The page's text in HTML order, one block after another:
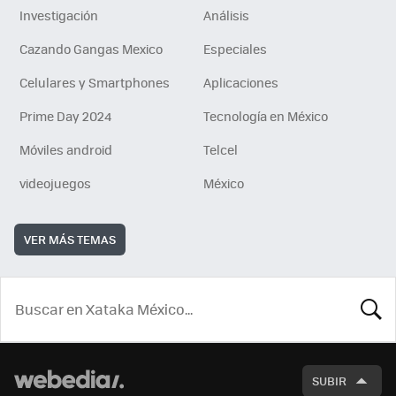
Investigación
Análisis
Cazando Gangas Mexico
Especiales
Celulares y Smartphones
Aplicaciones
Prime Day 2024
Tecnología en México
Móviles android
Telcel
videojuegos
México
VER MÁS TEMAS
SUBIR